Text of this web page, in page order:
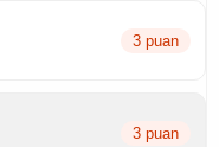
3 puan
3 puan